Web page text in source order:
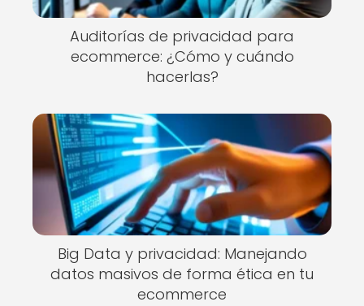
Auditorías de privacidad para
ecommerce: ¿Cómo y cuándo
hacerlas?
Big Data y privacidad: Manejando
datos masivos de forma ética en tu
ecommerce